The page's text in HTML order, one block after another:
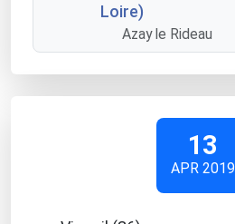
Loire)
Azay le Rideau
13
APR 2019